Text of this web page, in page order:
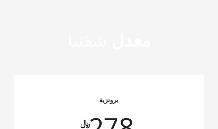
برونزية
﷼